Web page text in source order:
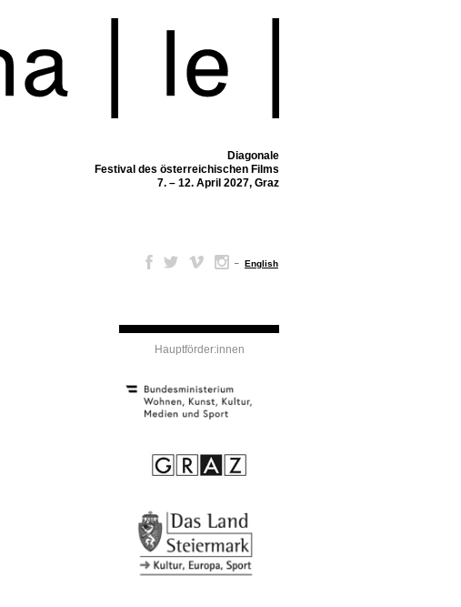
Diagonale
Festival des österreichischen Films
7. – 12. April 2027, Graz
– English
Hauptförder:innen